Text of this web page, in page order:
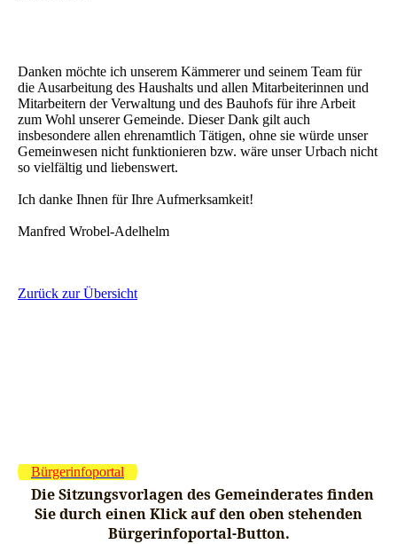
Danken möchte ich unserem Kämmerer und seinem Team für
die Ausarbeitung des Haushalts und allen Mitarbeiterinnen und
Mitarbeitern der Verwaltung und des Bauhofs für ihre Arbeit
zum Wohl unserer Gemeinde. Dieser Dank gilt auch
insbesondere allen ehrenamtlich Tätigen, ohne sie würde unser
Gemeinwesen nicht funktionieren bzw. wäre unser Urbach nicht
so vielfältig und liebenswert.
Ich danke Ihnen für Ihre Aufmerksamkeit!
Manfred Wrobel-Adelhelm
Zurück zur Übersicht
Bürgerinfoportal
Die Sitzungsvorlagen des Gemeinderates finden
Sie durch einen Klick auf den oben stehenden
Bürgerinfoportal-Button.